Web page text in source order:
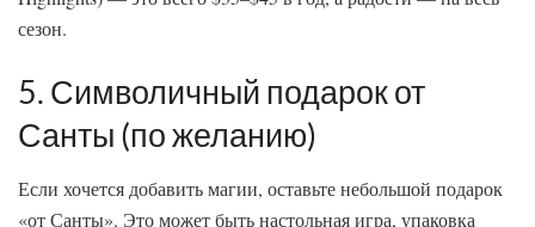
сезон.
5. Символичный подарок от
Санты (по желанию)
Если хочется добавить магии, оставьте небольшой подарок
«от Санты». Это может быть настольная игра, упаковка